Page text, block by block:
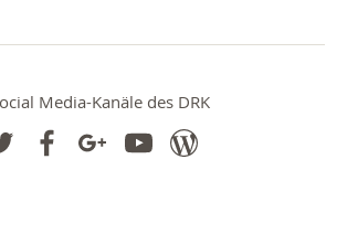
Media-Kanäle des DRK